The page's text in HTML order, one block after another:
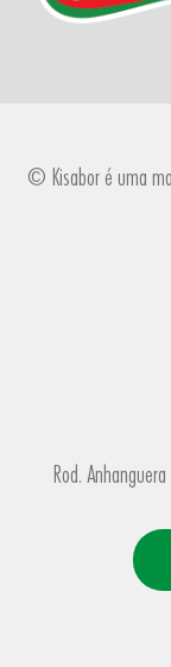
© Kisabor é uma
Rod.